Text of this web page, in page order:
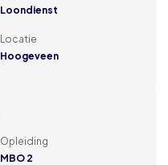
Loondienst
Locatie
Hoogeveen
Opleiding
MBO 2